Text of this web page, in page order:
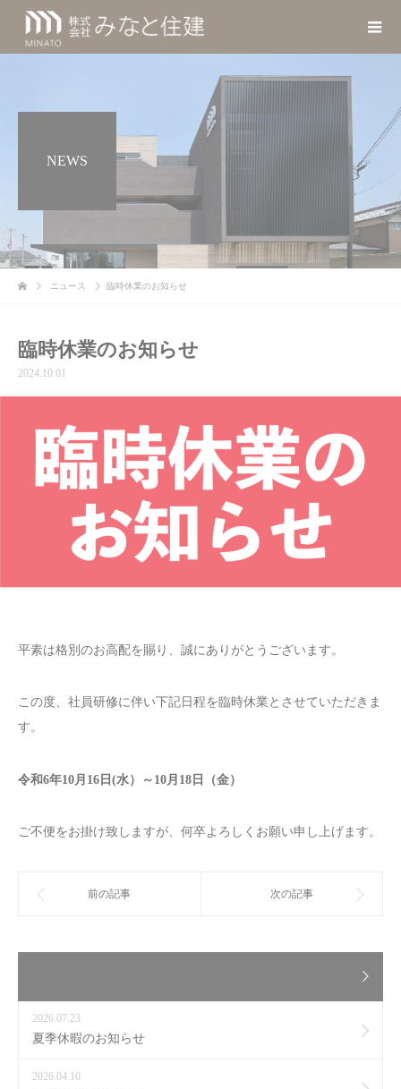
NEWS
ニュース 臨時休業のお知らせ
臨時休業のお知らせ
2024.10.01
平素は格別のお高配を賜り、誠にありがとうございます。
この度、社員研修に伴い下記日程を臨時休業とさせていただきま
す。
令和6年10月16日(水）～10月18日（金）
ご不便をお掛け致しますが、何卒よろしくお願い申し上げます。
2026.07.23
夏季休暇のお知らせ
2026.04.10